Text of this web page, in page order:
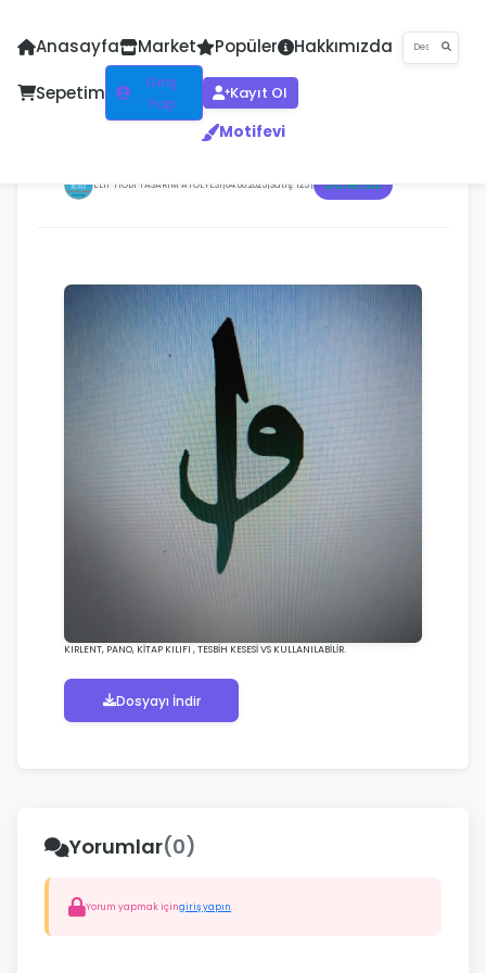
Motifevi
Anasayfa Market Popüler Hakkımızda
Sepetim
Giriş
Yap
Kayıt Ol
ELIF HOBI TASARIM ATOLYESI|04.08.2025|Satış: 123| Ücretsiz
KIRLENT, PANO, KİTAP KILIFI , TESBİH KESESİ VS KULLANILABİLİR.
Dosyayı İndir
Yorumlar(0)
Yorum yapmak içingiriş yapın.